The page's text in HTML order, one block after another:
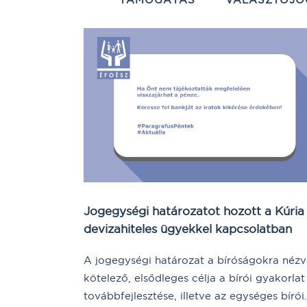
Jogegységi határozatot hozott a Kúria
devizahiteles ügyekkel kapcsolatban
A jogegységi határozat a bíróságokra
kötelező, elsődleges célja a bírói gyakorlat
továbbfejlesztése, illetve az egységes